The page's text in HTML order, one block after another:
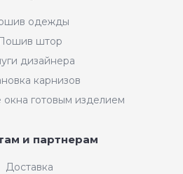
одежды
штор
дизайнера
карнизов
готовым изделием
и партнерам
Доставка